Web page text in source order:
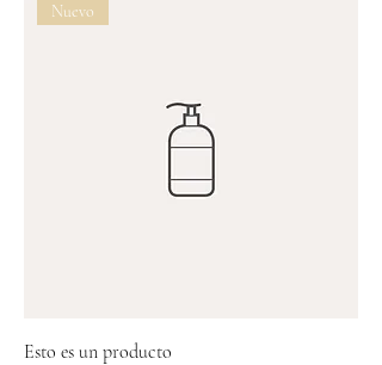
Nuevo
Esto es un producto